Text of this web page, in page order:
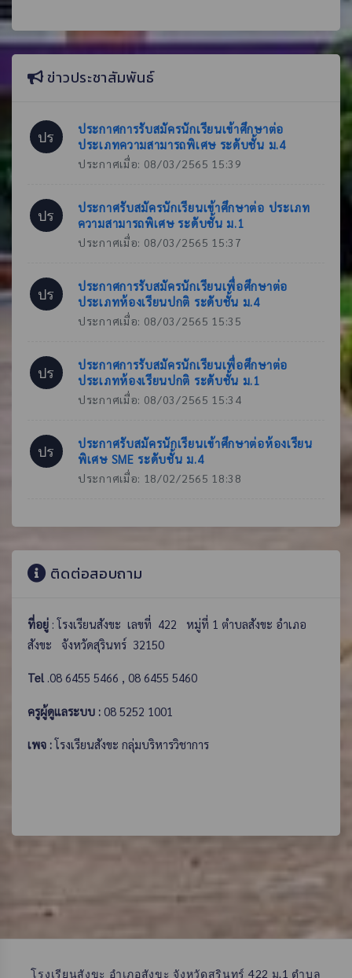
ข่าวประชาสัมพันธ์
ปร
ประกาศการรับสมัครนักเรียนเข้าศึกษาต่อ
ประเภทความสามารถพิเศษ ระดับชั้น ม.4
ประกาศเมื่อ: 08/03/2565 15:39
ปร
ประกาศรับสมัครนักเรียนเข้าศึกษาต่อ ประเภท
ความสามารถพิเศษ ระดับชั้น ม.1
ประกาศเมื่อ: 08/03/2565 15:37
ปร
ประกาศการรับสมัครนักเรียนเพื่อศึกษาต่อ
ประเภทห้องเรียนปกติ ระดับชั้น ม.4
ประกาศเมื่อ: 08/03/2565 15:35
ปร
ประกาศการรับสมัครนักเรียนเพื่อศึกษาต่อ
ประเภทห้องเรียนปกติ ระดับชั้น ม.1
ประกาศเมื่อ: 08/03/2565 15:34
ปร
ประกาศรับสมัครนักเรียนเข้าศึกษาต่อห้องเรียน
พิเศษ SME ระดับชั้น ม.4
ประกาศเมื่อ: 18/02/2565 18:38
ติดต่อสอบถาม
ที่อยู่ : โรงเรียนสังขะ  เลขที่  422   หมู่ที่ 1 ตำบลสังขะ อำเภอ
สังขะ   จังหวัดสุรินทร์  32150
Tel .08 6455 5466 , 08 6455 5460
ครูผู้ดูแลระบบ : 08 5252 1001
เพจ : โรงเรียนสังขะ กลุ่มบริหารวิชาการ
โรงเรียนสังขะ อำเภอสังขะ จังหวัดสุรินทร์ 422 ม.1 ตำบล